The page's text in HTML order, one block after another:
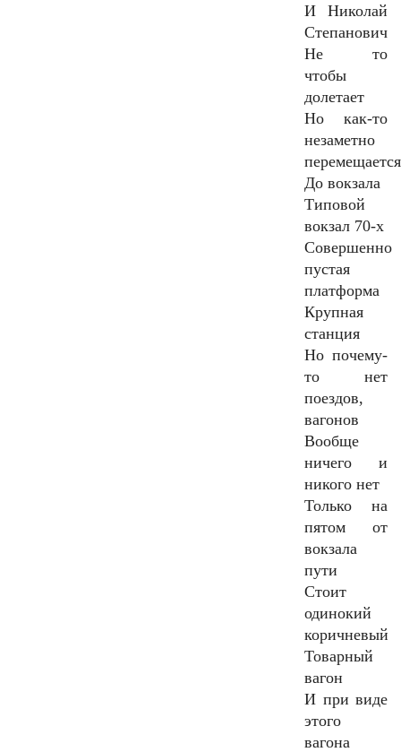
И Николай
Степанович
Не то
чтобы
долетает
Но как-то
незаметно
перемещается
До вокзала
Типовой
вокзал 70-х
Совершенно
пустая
платформа
Крупная
станция
Но почему-
то нет
поездов,
вагонов
Вообще
ничего и
никого нет
Только на
пятом от
вокзала
пути
Стоит
одинокий
коричневый
Товарный
вагон
И при виде
этого
вагона